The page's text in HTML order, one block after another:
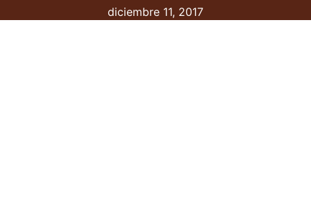
diciembre 11, 2017